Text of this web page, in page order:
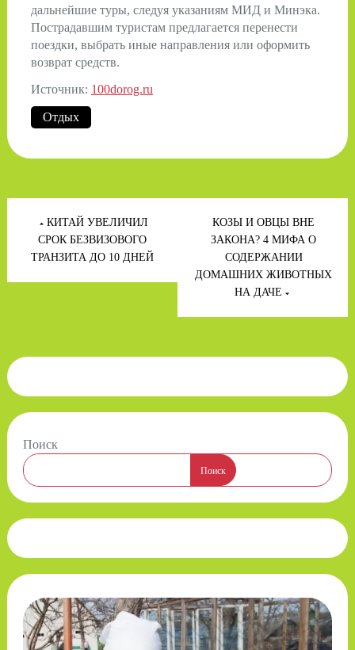
дальнейшие туры, следуя указаниям МИД и Минэка.
Пострадавшим туристам предлагается перенести
поездки, выбрать иные направления или оформить
возврат средств.
Источник: 100dorog.ru
Отдых
Навигация
записям
КИТАЙ УВЕЛИЧИЛ
СРОК БЕЗВИЗОВОГО
ТРАНЗИТА ДО 10 ДНЕЙ
КОЗЫ И ОВЦЫ ВНЕ
ЗАКОНА? 4 МИФА О
СОДЕРЖАНИИ
ДОМАШНИХ ЖИВОТНЫХ
НА ДАЧЕ
Поиск
Поиск